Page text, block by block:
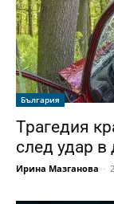
България
Трагедия
след удар в
Ирина Мазганова -